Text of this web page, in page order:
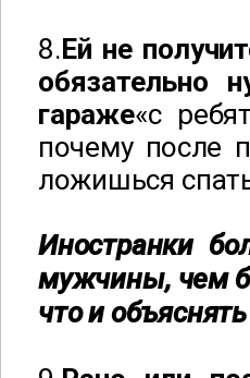
8.Ей не
обязательно
гараже«с
почему после
ложишься
Иностранки
мужчины, чем
что и